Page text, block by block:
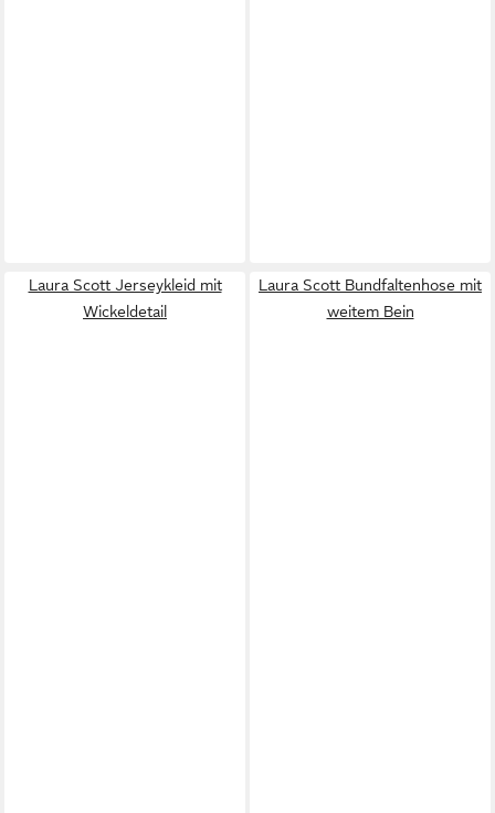
Laura Scott Jerseykleid mit
Wickeldetail
Laura Scott Bundfaltenhose mit
weitem Bein